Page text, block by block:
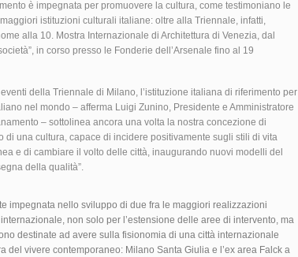
è impegnata per promuovere la cultura, come testimoniano le
istituzioni culturali italiane: oltre alla Triennale, infatti,
alla 10. Mostra Internazionale di Architettura di Venezia, dal
in corso presso le Fonderie dell’Arsenale fino al 19
della Triennale di Milano, l’istituzione italiana di riferimento per
nel mondo – afferma Luigi Zunino, Presidente e Amministratore
– sottolinea ancora una volta la nostra concezione di
di una cultura, capace di incidere positivamente sugli stili di vita
e di cambiare il volto delle città, inaugurando nuovi modelli del
della qualità”.
impegnata nello sviluppo di due fra le maggiori realizzazioni
non solo per l’estensione delle aree di intervento, ma
destinate ad avere sulla fisionomia di una città internazionale
del vivere contemporaneo: Milano Santa Giulia e l’ex area Falck a